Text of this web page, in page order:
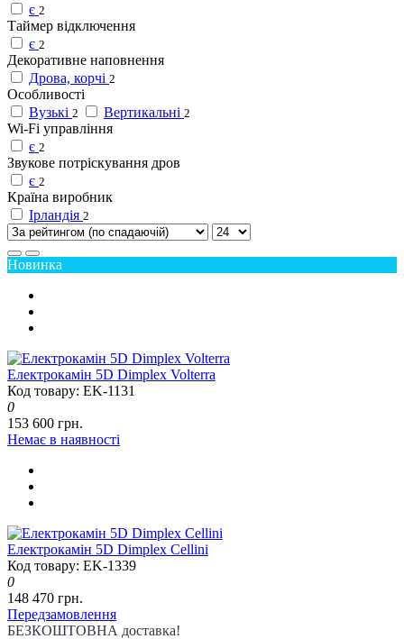
є 2
Таймер відключення
є 2
Декоративне наповнення
Дрова, корчі 2
Особливості
Вузькі 2 Вертикальні 2
Wi-Fi управління
є 2
Звукове потріскування дров
є 2
Країна виробник
Ірландія 2
Новинка
Електрокамін 5D Dimplex Volterra
Код товару: EK-1131
0
153 600 грн.
Немає в наявності
Електрокамін 5D Dimplex Cellini
Код товару: EK-1339
0
148 470 грн.
Передзамовлення
БЕЗКОШТОВНА доставка!